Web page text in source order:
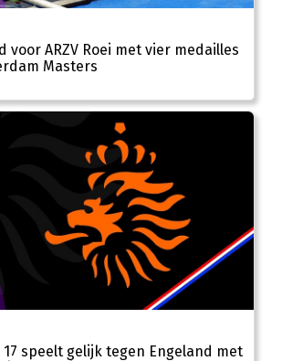
voor ARZV Roei met vier medailles
Masters
speelt gelijk tegen Engeland met